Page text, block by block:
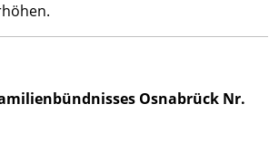
Osnabrück Nr.